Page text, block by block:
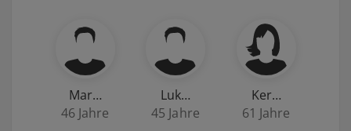
Mar…
46 Jahre
Luk…
45 Jahre
Ker…
61 Jahre